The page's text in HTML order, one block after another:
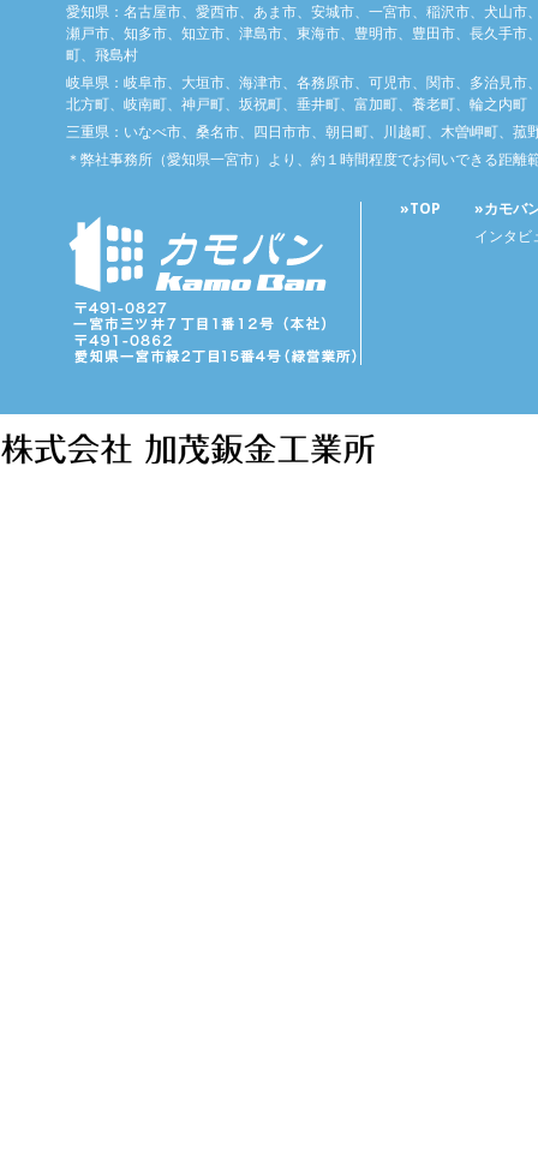
愛知県：名古屋市、愛西市、あま市、安城市、一宮市、稲沢市、犬山
瀬戸市、知多市、知立市、津島市、東海市、豊明市、豊田市、長久手
町、飛島村
岐阜県：岐阜市、大垣市、海津市、各務原市、可児市、関市、多治見
北方町、岐南町、神戸町、坂祝町、垂井町、富加町、養老町、輪之内町
三重県：いなべ市、桑名市、四日市市、朝日町、川越町、木曽岬町、菰
＊弊社事務所（愛知県一宮市）より、約１時間程度でお伺いできる距離
»TOP
»カモバ
インタビ